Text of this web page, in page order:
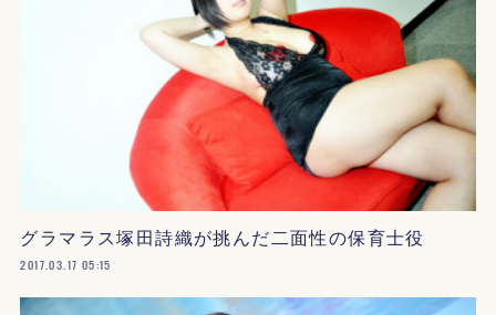
グラマラス塚田詩織が挑んだ二面性の保育士役
2017.03.17 05:15